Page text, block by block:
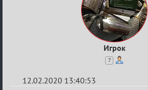
Игрок
7
12.02.2020 13:40:53